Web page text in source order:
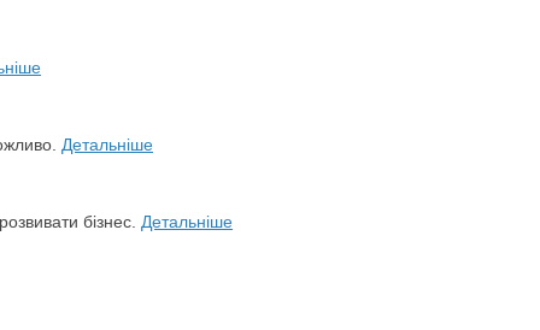
Детальніше
бізнес. Детальніше